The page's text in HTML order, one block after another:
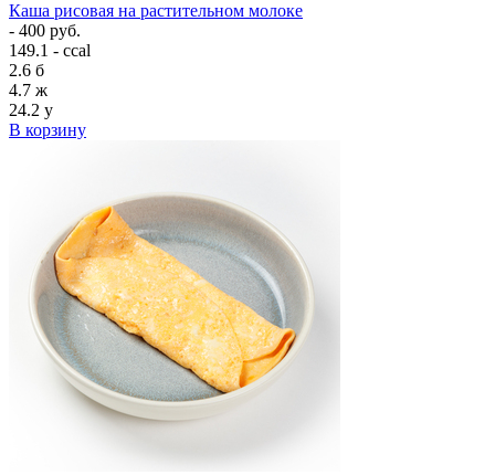
Каша рисовая на растительном молоке
- 400 руб.
149.1 - ccal
2.6 б
4.7 ж
24.2 у
В корзину